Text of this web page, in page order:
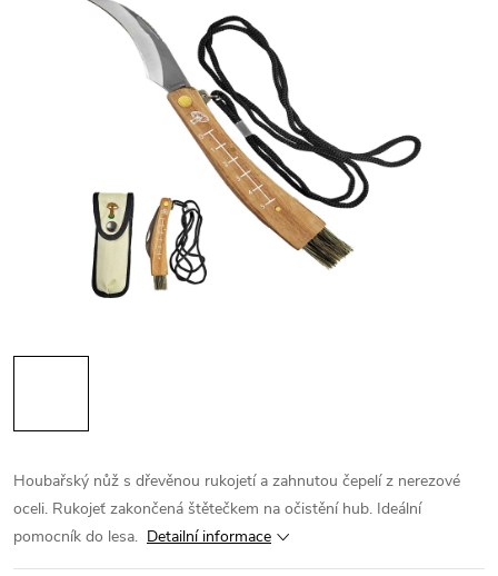
Houbařský nůž s dřevěnou rukojetí a zahnutou čepelí z nerezové
oceli. Rukojeť zakončená štětečkem na očistění hub. Ideální
pomocník do lesa. Detailní informace